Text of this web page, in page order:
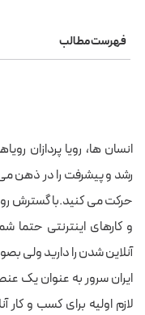
فهرست مطالب
انسان ها، رویا پردازان
رشد و پیشرفت را در ذهن می
حرکت می کنید.با گسترش روز
و کارهای اینترنتی حتما
آنلاین شدن را دارید ولی
ایران سرور به عنوان یک
لازم اولیه برای کسب و کار